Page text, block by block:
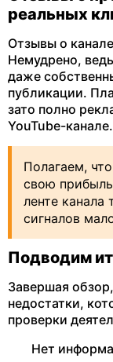
реальных
Отзывы о
Немудрено,
даже
публикации.
зато полно
YouTube-канале.
Полагаем,
свою
ленте канала
сигналов
Подводим
Завершая
недостатки,
проверки
Нет